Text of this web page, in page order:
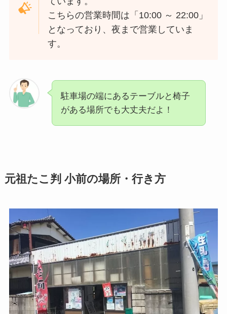
こちらの営業時間は「10:00 ～ 22:00」
となっており、夜まで営業していま
す。
駐車場の端にあるテーブルと椅子
がある場所でも大丈夫だよ！
元祖たこ判 小前の場所・行き方